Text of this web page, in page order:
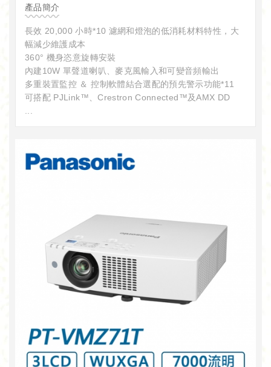
產品簡介
長效 20,000 小時*10 濾網和燈泡的低消耗材料特性，大
幅減少維護成本
360° 機身恣意旋轉安裝
內建10W 單聲道喇叭、麥克風輸入和可變音頻輸出
多重裝置監控 ＆ 控制軟體結合選配的預先警示功能*11
可搭配 PJLink™、Crestron Connected™及AMX DD